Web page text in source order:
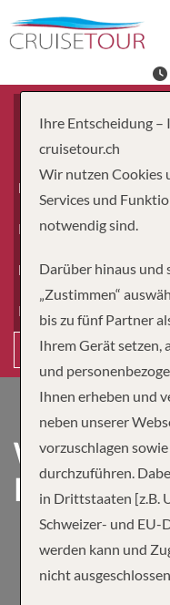
Erwachsene
Kinder
Dauer
Reiseart
WESTERN
FROM
Ihre Entscheidung
cruisetour.ch
Wir nutzen Cookies
Services und
notwendig sind.
Darüber hinaus und
„Zustimmen“
bis zu fünf Partner
Ihrem Gerät setzen,
und
Ihnen erheben und
neben unserer
vorzuschlagen
durchzuführen.
in Drittstaaten [z.B.
Schweizer- und EU-
werden kann und
nicht